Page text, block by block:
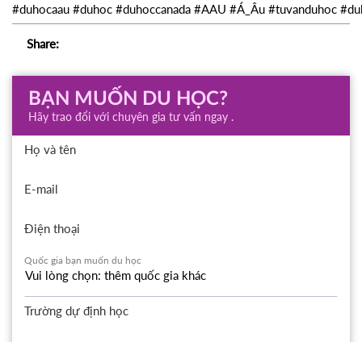
#duhocaau #duhoc #duhoccanada #AAU #Á_Âu #tuvanduhoc
Share:
BẠN MUỐN DU HỌC?
Hãy trao đổi với chuyên gia tư vấn ngay .
Họ và tên
E-mail
Điện thoại
Quốc gia bạn muốn du học
Trường dự định học